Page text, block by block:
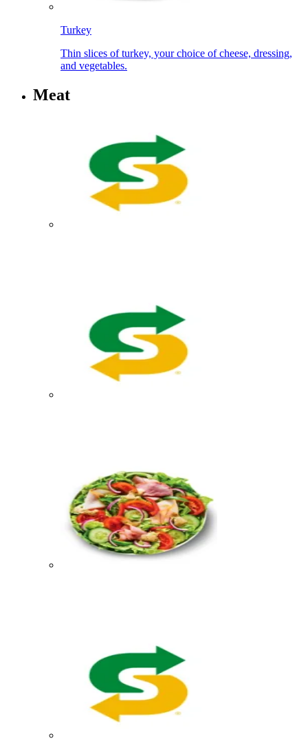
Turkey​​​​‌ ‍ ​‍​‍‌‍ ‌ ​‍‌‍‍‌‌‍‌ ‌‍‍‌‌‍ ‍​‍​‍​ ‍‍​‍​‍‌ ​ ‌‍​‌‌‍ ‍‌‍‍‌‌ ‌​‌ ‍‌​‍ ‍‌‍‍‌‌‍ ​‍​‍​‍ ​​‍​‍‌‍‍​‌ ​‍‌‍‌‌‌‍‌‍​‍​‍​ ‍‍​‍​‍‌‍‍​‌ ‌​‌ ‌​‌ ​​‌ ​ ​ ‍‍​‍ ​‍ ‌‍ ‍‌‍ ‌ ​‍‌‍‌​‌‍‍‌‌‍​ ​‍ ‌‌‍​‍‌‍‍‌‌ ‌​‌‍‌‌‌ ​ ​‍ ‌‌‍‌ ‌ ​‍‌‍ ‌ ‌‌‌ ​​​‍ ‌‌ ​ ‌ ‌​‌ ‌‌‌‍‌​‌‍‍‌‌‍ ​‍ ‍‌ ‌‍‌‍‌‌‌ ​‍‌‍​ ‌‍‌‌‌‍ ​​‍ ‍‌‍​‌‌ ​​‌ ​​​‍ ‌‍‍‌‌‍ ‍‌ ‌​‌‍‌‌‌‍ ‍‌ ‌​​‍ ‌‍‌‌‌‍‌​‌‍‍‌‌ ‌​​‍ ‌‍ ‌‌‍ ‌‍‌​‌‍‌‌​ ‌‌ ​​‌ ​‍‌‍‌‌‌ ​ ‌‍‌‌‌‍ ‍‌ ‌​‌‍​‌‌ ‌​‌‍‍‌‌‍ ‌‍ ‍​ ‍ ‌‍‍‌‌‍‌​​ ‌​ ‍​‌‍​ ​ ‌ ‌‍‌‍‌‍​ ​ ‌‌​ ​‌‌‍‌​​‍ ‌‌‍‌‍‌‍​‍​ ‌ ‌‍​ ​‍ ‌​ ‌​‌‍​‍​ ​ ‌‍‌‌​‍ ‌‌‍​‌​ ‌​​ ​‍​ ‌‌​‍ ‌​ ​​​ ​ ‌‍‌​​ ‍​​ ​‌​ ‌‍‌‍​ ‌‍​‌​ ‌‍​ ‌​‌‍‌‍‌‍​ ​ ‍ ‌ ‌​‌ ‍‌‌ ​​‌‍‌‌​ ‌‌ ​​‌ ​‍‌‍ ‌‍‌​‌ ‌‌‌‍​ ‌ ‌​​ ‍ ‌ ​​‌‍​‌‌ ‌​‌‍‍​​ ‌‌‍ ‍‌‍​‌‌‍ ‌‌‍‌‌​‍‌‌​ ‌‌‌​​‍‌‌ ‌‍‍ ‌‍‌‌‌ ‍‌​‍‌‌​ ​ ‌​‌​​‍‌‌​ ​ ‌​‌​​‍‌‌​ ​‍​ ​‍‌‍‌‌‌‍ ‍​‍‌‌​ ​‍​ ​‍​‍‌‌​ ‌‌‌​‌​​‍ ‍‌ ‌‍‌‍​‌‌‍ ​‌ ‌‌‌‍‌‌​ ‌‍​‍‌‍​‌‌ ​ ‌‍‌‌‌‌‌‌‌ ​‍‌‍ ​​ ‌‌‍‍​‌ ‌​‌ ‌​‌ ​​‌ ​ ​‍‌‌​ ​ ‌​​‌​‍‌‌​ ​‍‌​‌‍​‍‌‌​ ​‍‌​‌‍‌‍ ‍‌‍ ‌ ​‍‌‍‌​‌‍‍‌‌‍​ ​‍ ‌‌‍​‍‌‍‍‌‌ ‌​‌‍‌‌‌ ​ ​‍ ‌‌‍‌ ‌ ​‍‌‍ ‌ ‌‌‌ ​​​‍ ‌‌ ​ ‌ ‌​‌ ‌‌‌‍‌​‌‍‍‌‌‍ ​‍ ‍‌ ‌‍‌‍‌‌‌ ​‍‌‍​ ‌‍‌‌‌‍ ​​‍ ‍‌‍​‌‌ ​​‌ ​​​‍‌‍‌‍‍‌‌‍‌​​ ‌​ ‍​‌‍​ ​ ‌ ‌‍‌‍‌‍​ ​ ‌‌​ ​‌‌‍‌​​‍ ‌‌‍‌‍‌‍​‍​ ‌ ‌‍​ ​‍ ‌​ ‌​‌‍​‍​ ​ ‌‍‌‌​‍ ‌‌‍​‌​ ‌​​ ​‍​ ‌‌​‍ ‌​ ​​​ ​ ‌‍‌​​ ‍​​ ​‌​ ‌‍‌‍​ ‌‍​‌​ ‌‍​ ‌​‌‍‌‍‌‍​ ​‍‌‍‌ ‌​‌ ‍‌‌ ​​‌‍‌‌​ ‌‌ ​​‌ ​‍‌‍ ‌‍‌​‌ ‌‌‌‍​ ‌ ‌​​‍‌‍‌ ​​‌‍​‌‌ ‌​‌‍‍​​ ‌‌‍ ‍‌‍​‌‌‍ ‌‌‍‌‌​‍‌‌​ ‌‌‌​​‍‌‌ ‌‍‍ ‌‍‌‌‌ ‍‌​‍‌‌​ ​ ‌​‌​​‍‌‌​ ​ ‌​‌​​‍‌‌​ ​‍​ ​‍‌‍‌‌‌‍ ‍​‍‌‌​ ​‍​ ​‍​‍‌‌​ ‌‌‌​‌​​‍ ‍‌ ‌‍‌‍​‌‌‍ ​‌ ‌‌‌‍‌‌​‍‌‍‌ ​​‌‍‌‌‌ ​‍‌ ​ ‌ ​​‌‍‌‌‌‍​ ‌ ‌​‌‍‍‌‌ ‌‍‌‍‌‌​ ‌‌ ​​‌ ‌‌‌‍​‍‌‍ ​‌‍‍‌‌ ​ ‌‍‍​‌‍‌‌‌‍‌​​‍​‍‌ ‌
Thin slices of turkey, your choice of cheese, dressing,
and vegetables.​​​​‌ ‍ ​‍​‍‌‍ ‌ ​‍‌‍‍‌‌‍‌ ‌‍‍‌‌‍ ‍​‍​‍​ ‍‍​‍​‍‌ ​ ‌‍​‌‌‍ ‍‌‍‍‌‌ ‌​‌ ‍‌​‍ ‍‌‍‍‌‌‍ ​‍​‍​‍ ​​‍​‍‌‍‍​‌ ​‍‌‍‌‌‌‍‌‍​‍​‍​ ‍‍​‍​‍‌‍‍​‌ ‌​‌ ‌​‌ ​​‌ ​ ​ ‍‍​‍ ​‍ ‌‍ ‍‌‍ ‌ ​‍‌‍‌​‌‍‍‌‌‍​ ​‍ ‌‌‍​‍‌‍‍‌‌ ‌​‌‍‌‌‌ ​ ​‍ ‌‌‍‌ ‌ ​‍‌‍ ‌ ‌‌‌ ​​​‍ ‌‌ ​ ‌ ‌​‌ ‌‌‌‍‌​‌‍‍‌‌‍ ​‍ ‍‌ ‌‍‌‍‌‌‌ ​‍‌‍​ ‌‍‌‌‌‍ ​​‍ ‍‌‍​‌‌ ​​‌ ​​​‍ ‌‍‍‌‌‍ ‍‌ ‌​‌‍‌‌‌‍ ‍‌ ‌​​‍ ‌‍‌‌‌‍‌​‌‍‍‌‌ ‌​​‍ ‌‍ ‌‌‍ ‌‍‌​‌‍‌‌​ ‌‌ ​​‌ ​‍‌‍‌‌‌ ​ ‌‍‌‌‌‍ ‍‌ ‌​‌‍​‌‌ ‌​‌‍‍‌‌‍ ‌‍ ‍​ ‍ ‌‍‍‌‌‍‌​​ ‌​ ‍​‌‍​ ​ ‌ ‌‍‌‍‌‍​ ​ ‌‌​ ​‌‌‍‌​​‍ ‌‌‍‌‍‌‍​‍​ ‌ ‌‍​ ​‍ ‌​ ‌​‌‍​‍​ ​ ‌‍‌‌​‍ ‌‌‍​‌​ ‌​​ ​‍​ ‌‌​‍ ‌​ ​​​ ​ ‌‍‌​​ ‍​​ ​‌​ ‌‍‌‍​ ‌‍​‌​ ‌‍​ ‌​‌‍‌‍‌‍​ ​ ‍ ‌ ‌​‌ ‍‌‌ ​​‌‍‌‌​ ‌‌ ​​‌ ​‍‌‍ ‌‍‌​‌ ‌‌‌‍​ ‌ ‌​​ ‍ ‌ ​​‌‍​‌‌ ‌​‌‍‍​​ ‌‌ ​ ‌‍‍​‌‍ ‌ ​‍‌ ‌​‌​‌​‌‍‌‌‌ ​ ‌‍​ ‌ ​‍‌‍‍‌‌ ​​‌ ‌​‌‍‍‌‌‍ ‌‍ ‍​‍‌‌​ ‌‌‌​​‍‌‌ ‌‍‍ ‌‍‌‌‌ ‍‌​‍‌‌​ ​ ‌​‌​​‍‌‌​ ​ ‌​‌​​‍‌‌​ ​‍​ ​‍‌‍‌‌‌‍ ‍​‍‌‌​ ​‍​ ​‍​‍‌‌​ ‌‌‌​‌​​‍ ‍‌ ‌‍‌‍​‌‌‍ ​‌ ‌‌‌‍‌‌​ ‌‍​‍‌‍​‌‌ ​ ‌‍‌‌‌‌‌‌‌ ​‍‌‍ ​​ ‌‌‍‍​‌ ‌​‌ ‌​‌ ​​‌ ​ ​‍‌‌​ ​ ‌​​‌​‍‌‌​ ​‍‌​‌‍​‍‌‌​ ​‍‌​‌‍‌‍ ‍‌‍ ‌ ​‍‌‍‌​‌‍‍‌‌‍​ ​‍ ‌‌‍​‍‌‍‍‌‌ ‌​‌‍‌‌‌ ​ ​‍ ‌‌‍‌ ‌ ​‍‌‍ ‌ ‌‌‌ ​​​‍ ‌‌ ​ ‌ ‌​‌ ‌‌‌‍‌​‌‍‍‌‌‍ ​‍ ‍‌ ‌‍‌‍‌‌‌ ​‍‌‍​ ‌‍‌‌‌‍ ​​‍ ‍‌‍​‌‌ ​​‌ ​​​‍‌‍‌‍‍‌‌‍‌​​ ‌​ ‍​‌‍​ ​ ‌ ‌‍‌‍‌‍​ ​ ‌‌​ ​‌‌‍‌​​‍ ‌‌‍‌‍‌‍​‍​ ‌ ‌‍​ ​‍ ‌​ ‌​‌‍​‍​ ​ ‌‍‌‌​‍ ‌‌‍​‌​ ‌​​ ​‍​ ‌‌​‍ ‌​ ​​​ ​ ‌‍‌​​ ‍​​ ​‌​ ‌‍‌‍​ ‌‍​‌​ ‌‍​ ‌​‌‍‌‍‌‍​ ​‍‌‍‌ ‌​‌ ‍‌‌ ​​‌‍‌‌​ ‌‌ ​​‌ ​‍‌‍ ‌‍‌​‌ ‌‌‌‍​ ‌ ‌​​‍‌‍‌ ​​‌‍​‌‌ ‌​‌‍‍​​ ‌‌ ​ ‌‍‍​‌‍ ‌ ​‍‌ ‌​‌​‌​‌‍‌‌‌ ​ ‌‍​ ‌ ​‍‌‍‍‌‌ ​​‌ ‌​‌‍‍‌‌‍ ‌‍ ‍​‍‌‌​ ‌‌‌​​‍‌‌ ‌‍‍ ‌‍‌‌‌ ‍‌​‍‌‌​ ​ ‌​‌​​‍‌‌​ ​ ‌​‌​​‍‌‌​ ​‍​ ​‍‌‍‌‌‌‍ ‍​‍‌‌​ ​‍​ ​‍​‍‌‌​ ‌‌‌​‌​​‍ ‍‌ ‌‍‌‍​‌‌‍ ​‌ ‌‌‌‍‌‌​‍‌‍‌ ​​‌‍‌‌‌ ​‍‌ ​ ‌ ​​‌‍‌‌‌‍​ ‌ ‌​‌‍‍‌‌ ‌‍‌‍‌‌​ ‌‌ ​​‌ ‌‌‌‍​‍‌‍ ​‌‍‍‌‌ ​ ‌‍‍​‌‍‌‌‌‍‌​​‍​‍‌ ‌
Meat​​​​‌ ‍ ​‍​‍‌‍ ‌ ​‍‌‍‍‌‌‍‌ ‌‍‍‌‌‍ ‍​‍​‍​ ‍‍​‍​‍‌ ​ ‌‍​‌‌‍ ‍‌‍‍‌‌ ‌​‌ ‍‌​‍ ‍‌‍‍‌‌‍ ​‍​‍​‍ ​​‍​‍‌‍‍​‌ ​‍‌‍‌‌‌‍‌‍​‍​‍​ ‍‍​‍​‍‌‍‍​‌ ‌​‌ ‌​‌ ​​‌ ​ ​ ‍‍​‍ ​‍ ‌‍ ‍‌‍ ‌ ​‍‌‍‌​‌‍‍‌‌‍​ ​‍ ‌‌‍​‍‌‍‍‌‌ ‌​‌‍‌‌‌ ​ ​‍ ‌‌‍‌ ‌ ​‍‌‍ ‌ ‌‌‌ ​​​‍ ‌‌ ​ ‌ ‌​‌ ‌‌‌‍‌​‌‍‍‌‌‍ ​‍ ‍‌ ‌‍‌‍‌‌‌ ​‍‌‍​ ‌‍‌‌‌‍ ​​‍ ‍‌‍​‌‌ ​​‌ ​​​‍ ‌‍‍‌‌‍ ‍‌ ‌​‌‍‌‌‌‍ ‍‌ ‌​​‍ ‌‍‌‌‌‍‌​‌‍‍‌‌ ‌​​‍ ‌‍ ‌‌‍ ‌‍‌​‌‍‌‌​ ‌‌ ​​‌ ​‍‌‍‌‌‌ ​ ‌‍‌‌‌‍ ‍‌ ‌​‌‍​‌‌ ‌​‌‍‍‌‌‍ ‌‍ ‍​ ‍ ‌‍‍‌‌‍‌​​ ‌‌‍​‍​ ‍‌​ ‍‌​ ​ ‌‍​‍​ ​‍‌‍‌‍​ ‌​​‍ ‌‌‍‌‍​ ​ ​ ‌ ‌‍‌‍​‍ ‌​ ‌​‌‍​‍‌‍​‍​ ​‌​‍ ‌​ ‍‌​ ‍‌‌‍​‌​ ​‍​‍ ‌​ ​ ‌‍​ ‌‍​‍‌‍​‍​ ‌‌​ ‌‌​ ‌​‌‍‌‌​ ​‍‌‍​ ​ ‌ ‌‍‌‍​ ‍ ‌ ‌​‌ ‍‌‌ ​​‌‍‌‌​ ‌‌ ​ ‌ ‌‌‌‍​‍‌‍​ ‌‍​‌‌ ‌​‌‍‌‌‌‍‌ ‌‍ ‌ ​‍‌ ‍‌​ ‍ ‌ ​​‌‍​‌‌ ‌​‌‍‍​​ ‌‌‍ ‍‌‍​‌‌‍ ‌‌‍‌‌​‍‌‌​ ‌‌‌​​‍‌‌ ‌‍‍ ‌‍‌‌‌ ‍‌​‍‌‌​ ​ ‌​‌​​‍‌‌​ ​ ‌​‌​​‍‌‌​ ​‍​ ​‍‌‍‌‌‌‍ ‍​‍‌‌​ ​‍​ ​‍​‍‌‌​ ‌‌‌​‌​​‍ ‍‌ ‌‍‌‍​‌‌‍ ​‌ ‌‌‌‍‌‌​ ‌‍​‍‌‍​‌‌ ​ ‌‍‌‌‌‌‌‌‌ ​‍‌‍ ​​ ‌‌‍‍​‌ ‌​‌ ‌​‌ ​​‌ ​ ​‍‌‌​ ​ ‌​​‌​‍‌‌​ ​‍‌​‌‍​‍‌‌​ ​‍‌​‌‍‌‍ ‍‌‍ ‌ ​‍‌‍‌​‌‍‍‌‌‍​ ​‍ ‌‌‍​‍‌‍‍‌‌ ‌​‌‍‌‌‌ ​ ​‍ ‌‌‍‌ ‌ ​‍‌‍ ‌ ‌‌‌ ​​​‍ ‌‌ ​ ‌ ‌​‌ ‌‌‌‍‌​‌‍‍‌‌‍ ​‍ ‍‌ ‌‍‌‍‌‌‌ ​‍‌‍​ ‌‍‌‌‌‍ ​​‍ ‍‌‍​‌‌ ​​‌ ​​​‍‌‍‌‍‍‌‌‍‌​​ ‌‌‍​‍​ ‍‌​ ‍‌​ ​ ‌‍​‍​ ​‍‌‍‌‍​ ‌​​‍ ‌‌‍‌‍​ ​ ​ ‌ ‌‍‌‍​‍ ‌​ ‌​‌‍​‍‌‍​‍​ ​‌​‍ ‌​ ‍‌​ ‍‌‌‍​‌​ ​‍​‍ ‌​ ​ ‌‍​ ‌‍​‍‌‍​‍​ ‌‌​ ‌‌​ ‌​‌‍‌‌​ ​‍‌‍​ ​ ‌ ‌‍‌‍​‍‌‍‌ ‌​‌ ‍‌‌ ​​‌‍‌‌​ ‌‌ ​ ‌ ‌‌‌‍​‍‌‍​ ‌‍​‌‌ ‌​‌‍‌‌‌‍‌ ‌‍ ‌ ​‍‌ ‍‌​‍‌‍‌ ​​‌‍​‌‌ ‌​‌‍‍​​ ‌‌‍ ‍‌‍​‌‌‍ ‌‌‍‌‌​‍‌‌​ ‌‌‌​​‍‌‌ ‌‍‍ ‌‍‌‌‌ ‍‌​‍‌‌​ ​ ‌​‌​​‍‌‌​ ​ ‌​‌​​‍‌‌​ ​‍​ ​‍‌‍‌‌‌‍ ‍​‍‌‌​ ​‍​ ​‍​‍‌‌​ ‌‌‌​‌​​‍ ‍‌ ‌‍‌‍​‌‌‍ ​‌ ‌‌‌‍‌‌​‍‌‍‌ ​​‌‍‌‌‌ ​‍‌ ​ ‌ ​​‌‍‌‌‌‍​ ‌ ‌​‌‍‍‌‌ ‌‍‌‍‌‌​ ‌‌ ​​‌ ‌‌‌‍​‍‌‍ ​‌‍‍‌‌ ​ ‌‍‍​‌‍‌‌‌‍‌​​‍​‍‌ ‌